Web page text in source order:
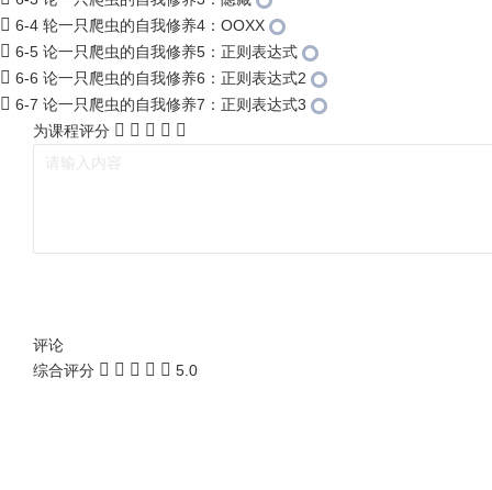
6-4 轮一只爬虫的自我修养4：OOXX
6-5 论一只爬虫的自我修养5：正则表达式
6-6 论一只爬虫的自我修养6：正则表达式2
6-7 论一只爬虫的自我修养7：正则表达式3
为课程评分
评论
综合评分
5.0